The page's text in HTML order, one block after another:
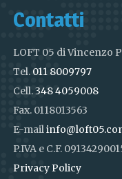
Contatti
LOFT 05 di Vincenzo
Tel. 011 8009797
Cell.348 4059008
Fax. 0118013563
E-mail
P.IVA e C.F.
Privacy Policy